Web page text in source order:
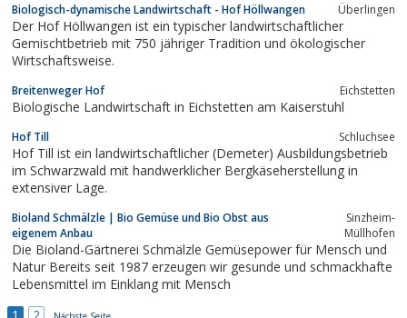
Biologisch-dynamische Landwirtschaft - Hof Höllwangen Überlingen
Der Hof Höllwangen ist ein typischer landwirtschaftlicher
Gemischtbetrieb mit 750 jähriger Tradition und ökologischer
Wirtschaftsweise.
Breitenweger Hof Eichstetten
Biologische Landwirtschaft in Eichstetten am Kaiserstuhl
Hof Till Schluchsee
Hof Till ist ein landwirtschaftlicher (Demeter) Ausbildungsbetrieb
im Schwarzwald mit handwerklicher Bergkäseherstellung in
extensiver Lage.
Bioland Schmälzle | Bio Gemüse und Bio Obst aus
eigenem Anbau
Sinzheim-
Müllhofen
Die Bioland-Gärtnerei Schmälzle Gemüsepower für Mensch und
Natur Bereits seit 1987 erzeugen wir gesunde und schmackhafte
Lebensmittel im Einklang mit Mensch